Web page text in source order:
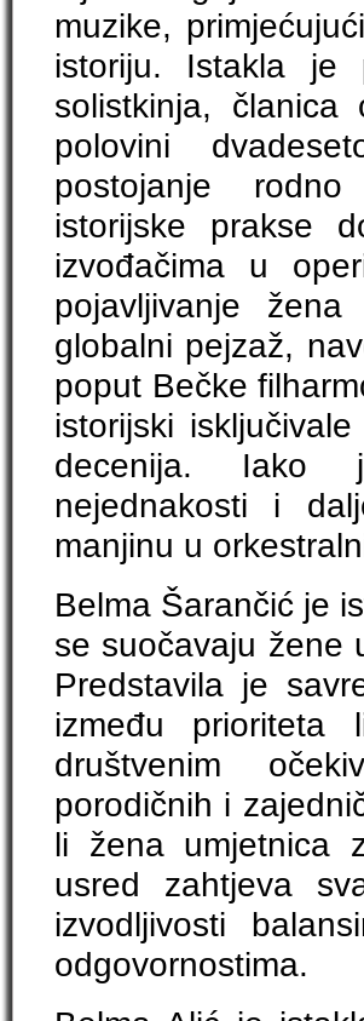
muzike,
istoriju. Istakla je
solistkinja,
polovini
postojanje
istorijske prakse
izvođačima u
pojavljivanje
globalni pejzaž,
poput Bečke
istorijski
decenija. Iako
nejednakosti i
manjinu u
Belma Šarančić je
se suočavaju žene
Predstavila je
između prioriteta
društvenim
porodičnih i
li žena umjetnica
usred zahtjeva
izvodljivosti
odgovornostima.